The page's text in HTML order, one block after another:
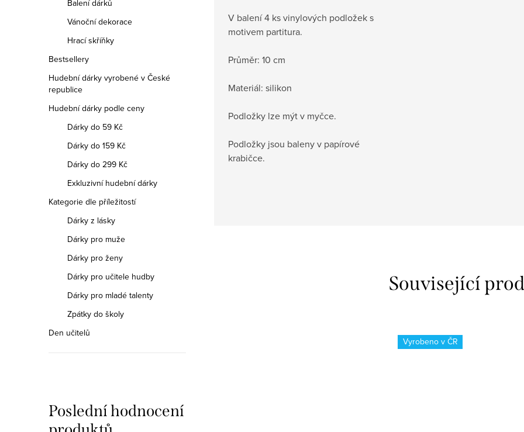
Balení dárků
Vánoční dekorace
Hrací skříňky
Bestsellery
Hudební dárky vyrobené v České
republice
Hudební dárky podle ceny
Dárky do 59 Kč
Dárky do 159 Kč
Dárky do 299 Kč
Exkluzivní hudební dárky
Kategorie dle příležitostí
Dárky z lásky
Dárky pro muže
Dárky pro ženy
Dárky pro učitele hudby
Dárky pro mladé talenty
Zpátky do školy
Den učitelů
Poslední hodnocení
V balení 4 ks vinylových podložek s
motivem partitura.
Průměr: 10 cm
Materiál: silikon
Podložky lze mýt v myčce.
Podložky jsou baleny v papírové
krabičce.
Související
Vyrobeno v ČR